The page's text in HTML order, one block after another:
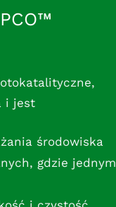
i jest
środowiska
gdzie jednym